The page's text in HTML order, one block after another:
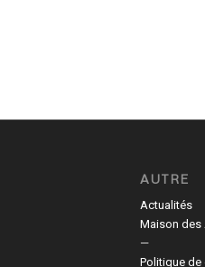
AUTRE
Actualités
Maison
—
Politique